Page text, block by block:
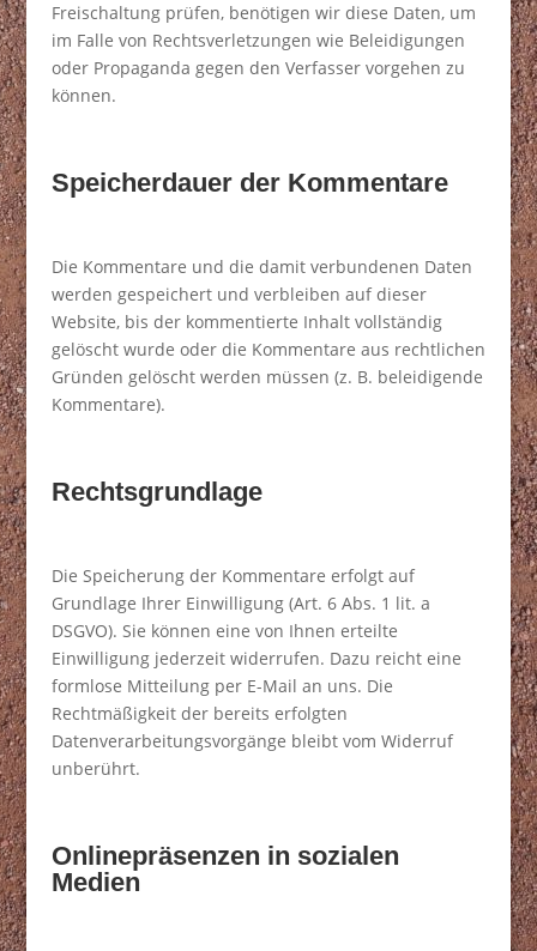
Freischaltung prüfen, benötigen wir diese Daten, um
im Falle von Rechtsverletzungen wie Beleidigungen
oder Propaganda gegen den Verfasser vorgehen zu
können.
Speicherdauer der Kommentare
Die Kommentare und die damit verbundenen Daten
werden gespeichert und verbleiben auf dieser
Website, bis der kommentierte Inhalt vollständig
gelöscht wurde oder die Kommentare aus rechtlichen
Gründen gelöscht werden müssen (z. B. beleidigende
Kommentare).
Rechtsgrundlage
Die Speicherung der Kommentare erfolgt auf
Grundlage Ihrer Einwilligung (Art. 6 Abs. 1 lit. a
DSGVO). Sie können eine von Ihnen erteilte
Einwilligung jederzeit widerrufen. Dazu reicht eine
formlose Mitteilung per E-Mail an uns. Die
Rechtmäßigkeit der bereits erfolgten
Datenverarbeitungsvorgänge bleibt vom Widerruf
unberührt.
Onlinepräsenzen in sozialen
Medien